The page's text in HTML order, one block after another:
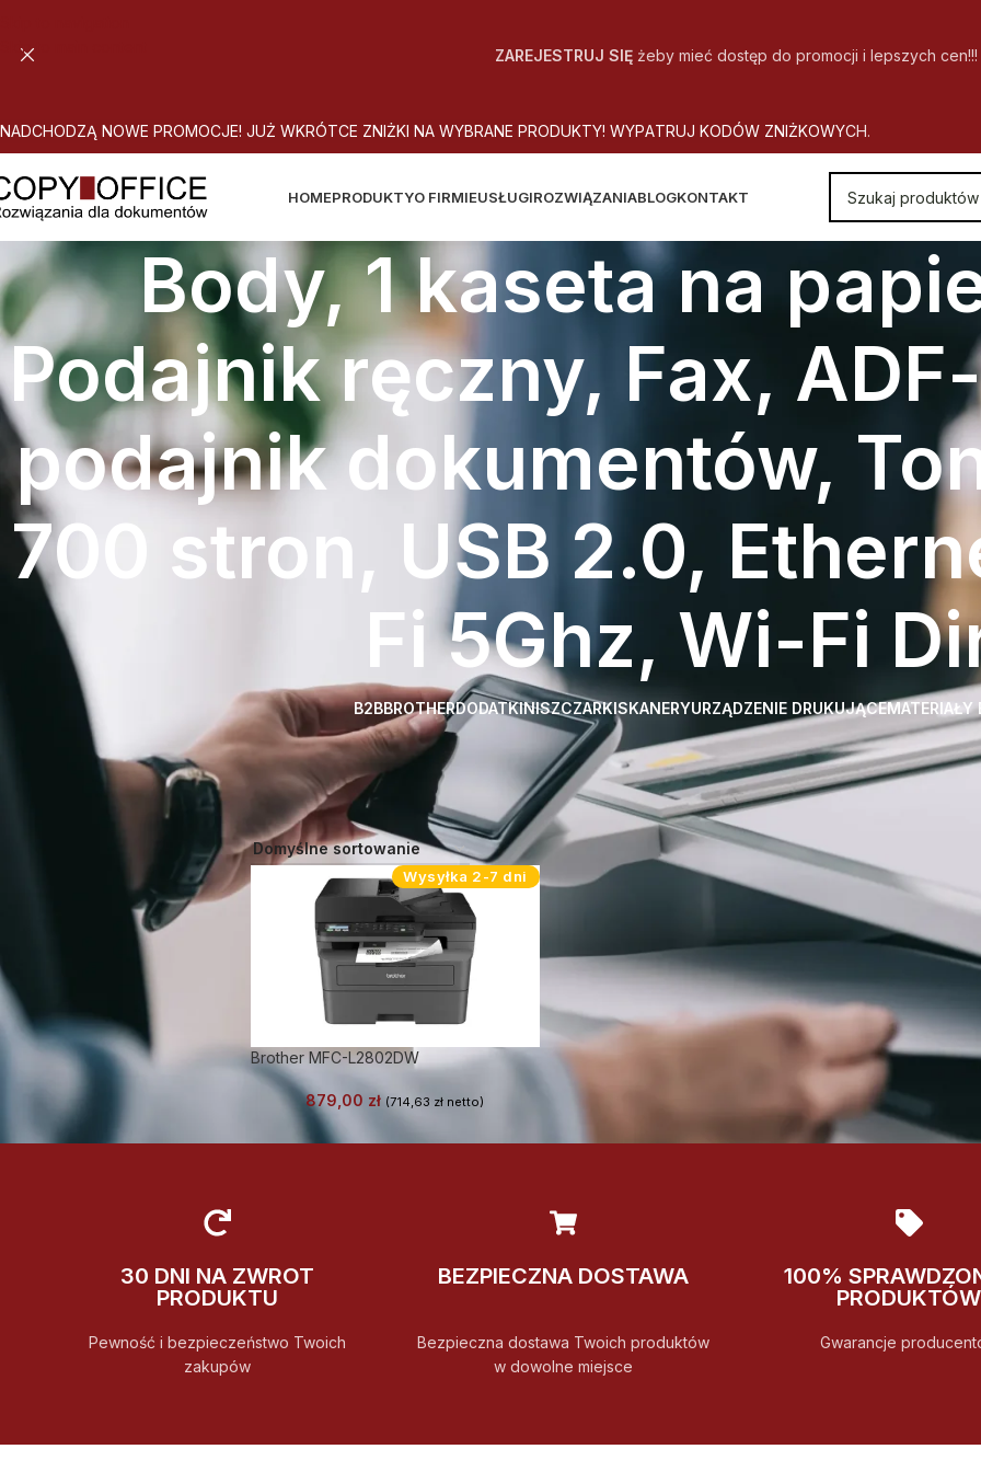
Skip to main content
ZAREJESTRUJ SIĘżeby mieć dostęp do promocji i lepszych cen!!!
NADCHODZĄ NOWE PROMOCJE! JUŻ WKRÓTCE ZNIŻKI NA WYBRANE PRODUKTY! WYPATRUJ KODÓW ZNIŻKOWYCH.
HOMEPRODUKTYO FIRMIEUSŁUGIROZWIĄZANIABLOGKONTAKT
Body, 1 kaseta na
Podajnik ręczny, Fax,
podajnik dokumentów,
700 stron, USB 2.0,
Fi 5Ghz, Wi-Fi
B2BBROTHERDODATKINISZCZARKISKANERYURZĄDZENIE DRUKUJĄCEMATERIAŁY
Strona główna Atrybut produktu: Cena urządzenia zawiera
Body, 1 kaseta na papier, Duplex, Podajnik ręczny, Fax, ADF-jednostronny podajnik dokumentów,
Fi Direct
Wysyłka 2-7 dni
Brother MFC-L2802DW
879,00 zł (714,63 zł netto)
30 DNI NA ZWROT
PRODUKTU
Pewność i bezpieczeństwo Twoich
zakupów
BEZPIECZNA DOSTAWA
Bezpieczna dostawa Twoich produktów
w dowolne miejsce
100%
PRODUKTÓW
Gwarancje